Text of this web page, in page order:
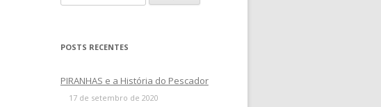
e
POSTS RECENTES
PIRANHAS e a História do Pescador
17 de setembro de 2020